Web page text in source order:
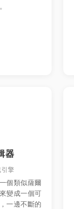
器
擎
個類似薩爾
變成一個可
一邊不斷的